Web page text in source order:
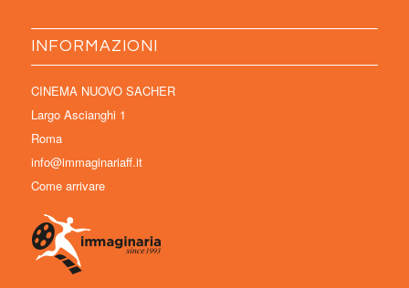
INFORMAZIONI
CINEMA NUOVO SACHER
Largo Ascianghi 1
Roma
info@immaginariaff.it
Come arrivare